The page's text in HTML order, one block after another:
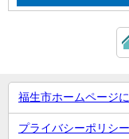
福生市ホームページ
プライバシーポリシー